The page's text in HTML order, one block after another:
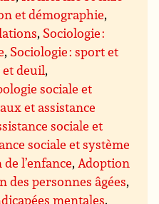
et démographie,
, Sociologie :
, Sociologie : sport et
et deuil,
sociale et
et assistance
sociale et
sociale et système
l’enfance,Adoption
des personnes âgées,
mentales,